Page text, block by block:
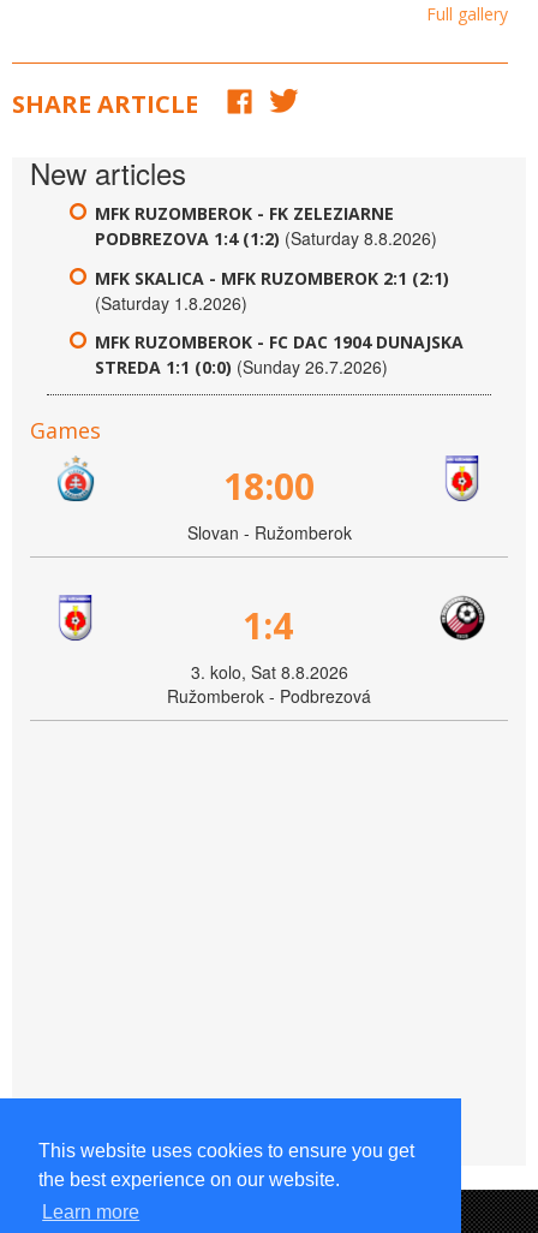
This website uses cookies to ensure you get
the best experience on our website.
Learn more
Full gallery
SHARE ARTICLE
New articles
MFK RUZOMBEROK - FK ZELEZIARNE
PODBREZOVA 1:4 (1:2) (Saturday 8.8.2026)
MFK SKALICA - MFK RUZOMBEROK 2:1 (2:1)
(Saturday 1.8.2026)
MFK RUZOMBEROK - FC DAC 1904 DUNAJSKA
STREDA 1:1 (0:0) (Sunday 26.7.2026)
Games
18:00
Slovan - Ružomberok
1:4
3. kolo, Sat 8.8.2026
Ružomberok - Podbrezová